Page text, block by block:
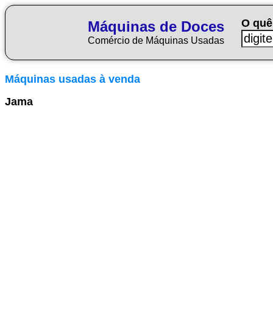
Máquinas de Doces
Comércio de Máquinas Usadas
O
Máquinas usadas à venda
Jama